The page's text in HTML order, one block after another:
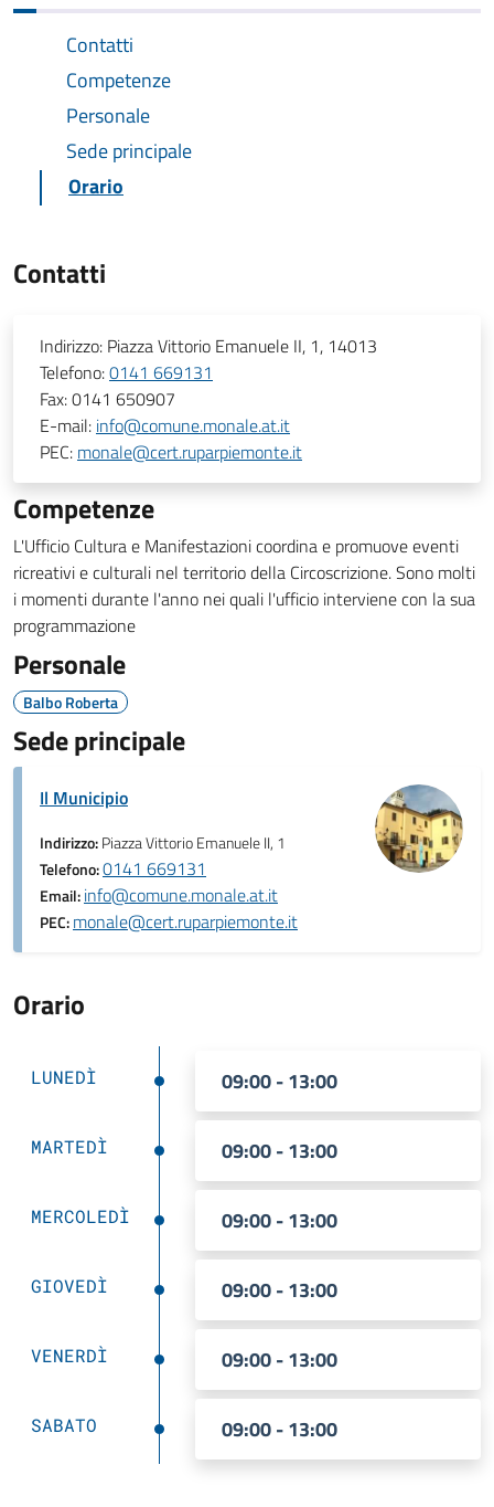
Contatti
Competenze
Personale
Sede principale
Orario
Contatti
Indirizzo: Piazza Vittorio Emanuele II, 1, 14013
Telefono:0141 669131
Fax:0141 650907
E-mail: info@comune.monale.at.it
PEC: monale@cert.ruparpiemonte.it
Competenze
L'Ufficio Cultura e Manifestazioni coordina e promuove eventi
ricreativi e culturali nel territorio della Circoscrizione. Sono molti
i momenti durante l'anno nei quali l'ufficio interviene con la sua
programmazione
Personale
Balbo Roberta
Sede principale
Il Municipio
Indirizzo:Piazza Vittorio Emanuele II, 1
Telefono:0141 669131
Email:info@comune.monale.at.it
PEC:monale@cert.ruparpiemonte.it
Orario
LUNEDÌ 09:00 - 13:00
MARTEDÌ 09:00 - 13:00
MERCOLEDÌ 09:00 - 13:00
GIOVEDÌ 09:00 - 13:00
VENERDÌ 09:00 - 13:00
SABATO 09:00 - 13:00